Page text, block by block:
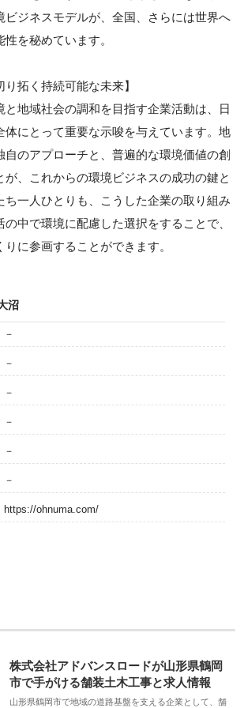
ビジネスモデルが、全国、さらには世界へ
を秘めています。
り拓く持続可能な未来】
と地域社会の調和を目指す企業活動は、日
体にとって重要な示唆を与えています。地
自のアプローチと、普遍的な環境価値の創
が、これからの環境ビジネスの成功の鍵と
ち一人ひとりも、こうした企業の取り組み
中で環境に配慮した選択をすることで、
に参画することができます。
沼
－
－
－
－
－
－
https://ohnuma.com/
株式会社アドバンスロードが山形県鶴岡
市で手がける舗装土木工事と求人情報
山形県鶴岡市で地域の道路基盤を支える企業として、舗